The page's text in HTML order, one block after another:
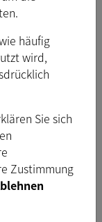
häufig
wird,
Sie sich
Zustimmung